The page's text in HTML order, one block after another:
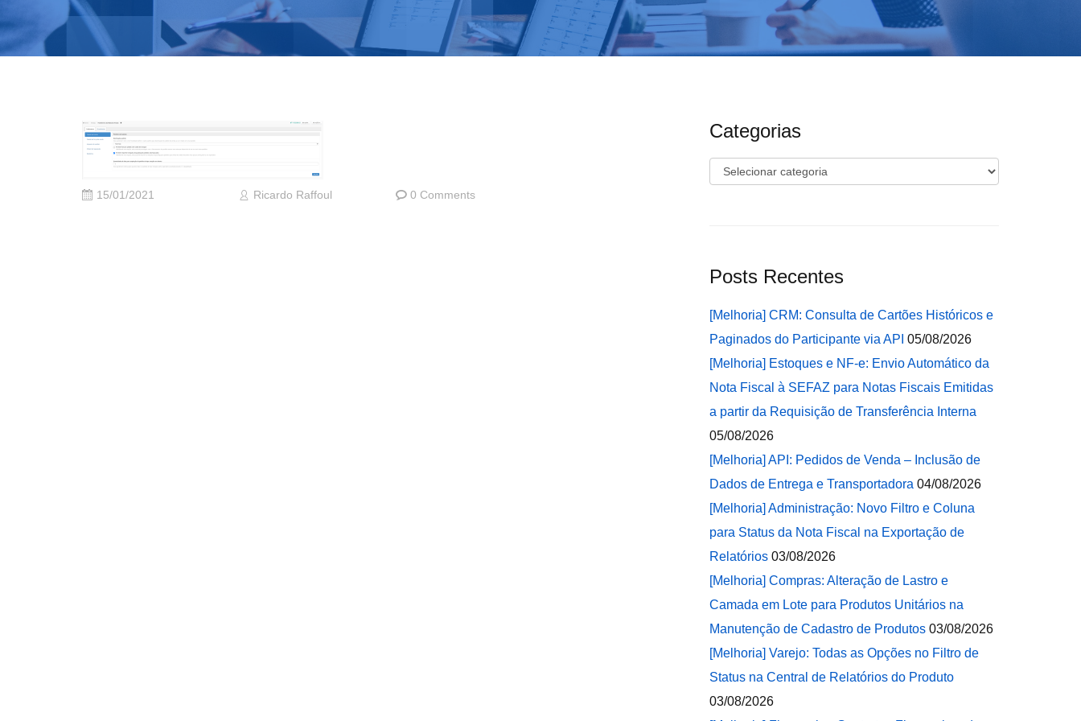
15/01/2021 Ricardo Raffoul 0 Comments
Categorias
Categorias
Posts Recentes
[Melhoria] CRM: Consulta de Cartões Históricos e
Paginados do Participante via API 05/08/2026
[Melhoria] Estoques e NF-e: Envio Automático da
Nota Fiscal à SEFAZ para Notas Fiscais Emitidas
a partir da Requisição de Transferência Interna
05/08/2026
[Melhoria] API: Pedidos de Venda – Inclusão de
Dados de Entrega e Transportadora 04/08/2026
[Melhoria] Administração: Novo Filtro e Coluna
para Status da Nota Fiscal na Exportação de
Relatórios 03/08/2026
[Melhoria] Compras: Alteração de Lastro e
Camada em Lote para Produtos Unitários na
Manutenção de Cadastro de Produtos 03/08/2026
[Melhoria] Varejo: Todas as Opções no Filtro de
Status na Central de Relatórios do Produto
03/08/2026